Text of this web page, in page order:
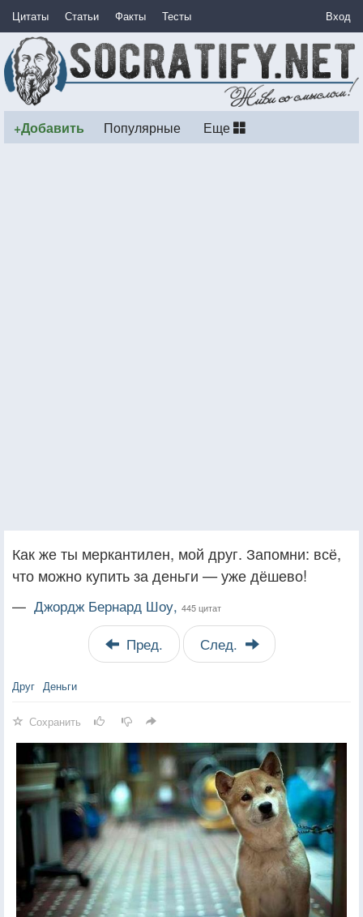
Цитаты Статьи Факты Тесты Вход
+Добавить Популярные Еще
Как же ты меркантилен, мой друг. Запомни: всё,
что можно купить за деньги — уже дёшево!
— Джордж Бернард Шоу, 445 цитат
Пред. След.
Друг Деньги
Сохранить